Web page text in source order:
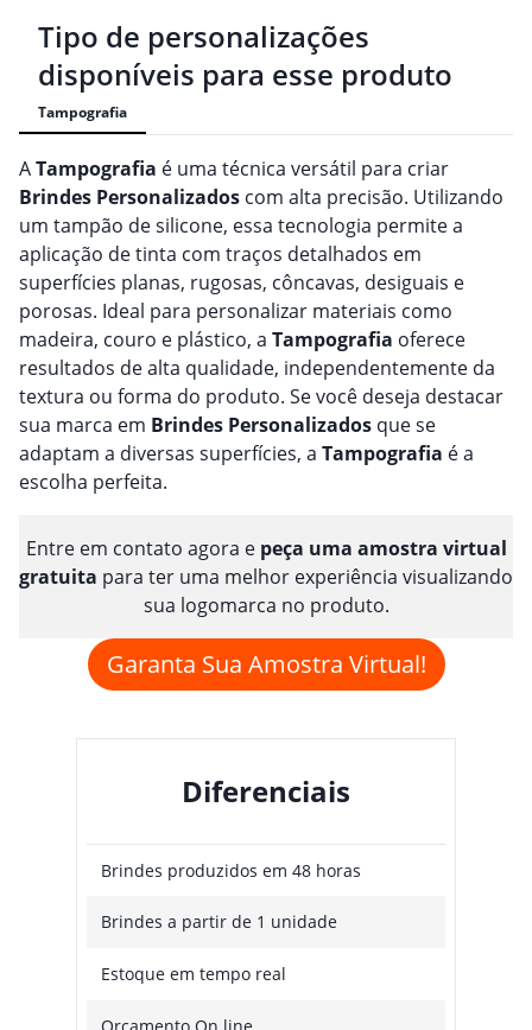
Tipo de personalizações
disponíveis para esse produto
Tampografia
ATampografia é uma técnica versátil para criar
Brindes Personalizados com alta precisão. Utilizando
um tampão de silicone, essa tecnologia permite a
aplicação de tinta com traços detalhados em
superfícies planas, rugosas, côncavas, desiguais e
porosas. Ideal para personalizar materiais como
madeira, couro e plástico, a Tampografia oferece
resultados de alta qualidade, independentemente da
textura ou forma do produto. Se você deseja destacar
sua marca em Brindes Personalizados que se
adaptam a diversas superfícies, a Tampografia é a
escolha perfeita.
Entre em contato agora e peça uma amostra virtual
gratuita para ter uma melhor experiência visualizando
sua logomarca no produto.
Garanta Sua Amostra Virtual!
Diferenciais
Brindes produzidos em 48 horas
Brindes a partir de 1 unidade
Estoque em tempo real